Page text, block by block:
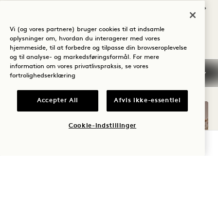
ANDRE VÆRELSER, DU MÅSKE
KAN LIDE
Vi (og vores partnere) bruger cookies til at indsamle
oplysninger om, hvordan du interagerer med vores
hjemmeside, til at forbedre og tilpasse din browseroplevelse
og til analyse- og markedsføringsformål. For mere
information om vores privatlivspraksis, se vores
fortrolighedserklæring
Accepter All Afvis ikke-essentiel
Cookie-indstillinger